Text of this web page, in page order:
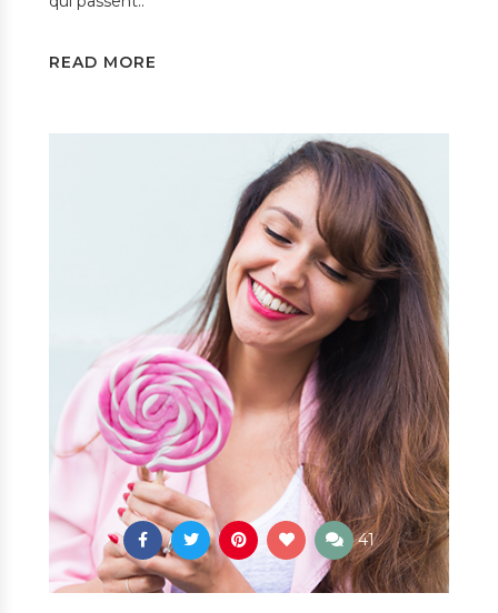
READ MORE
41